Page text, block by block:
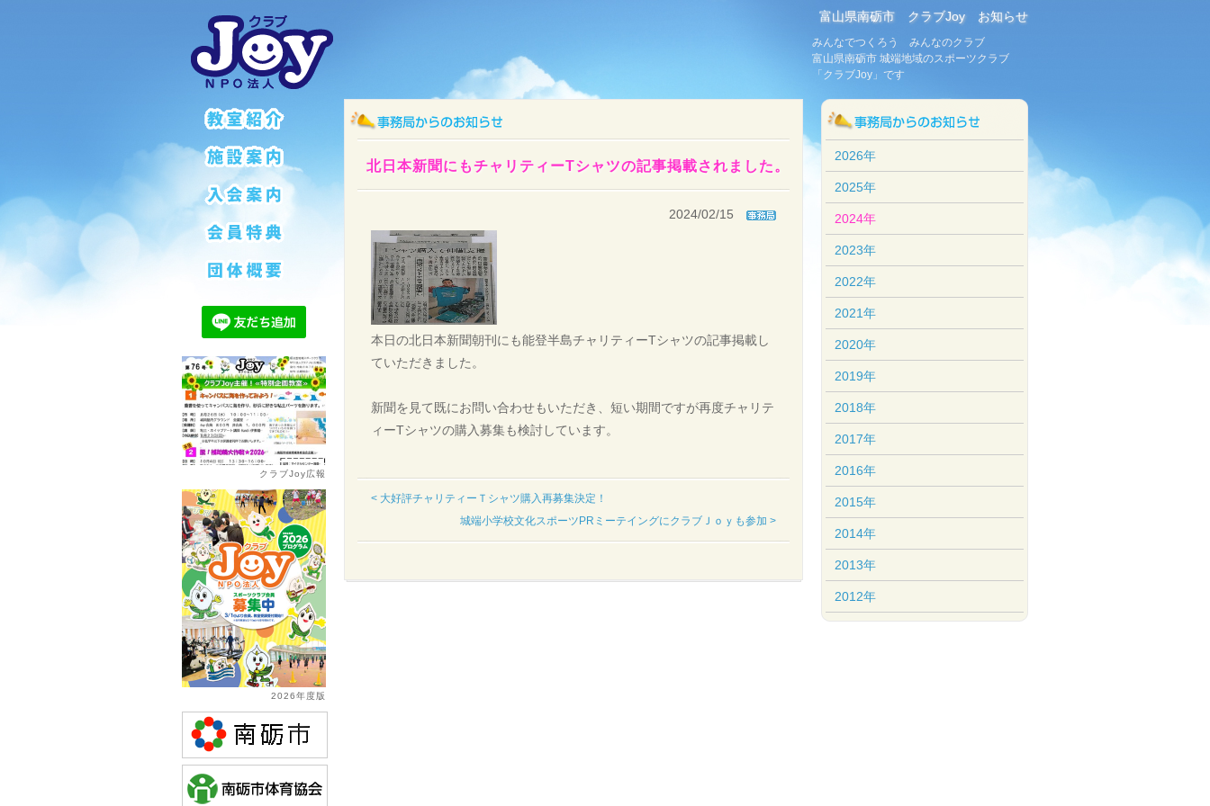
富山県南砺市 クラブJoy お知らせ
みんなでつくろう みんなのクラブ
富山県南砺市 城端地域のスポーツクラブ
「クラブJoy」です
北日本新聞にもチャリティーTシャツの記事掲載されました。
2024/02/15
本日の北日本新聞朝刊にも能登半島チャリティーTシャツの記事掲載し
ていただきました。
新聞を見て既にお問い合わせもいただき、短い期間ですが再度チャリテ
ィーTシャツの購入募集も検討しています。
< 大好評チャリティーＴシャツ購入再募集決定！
城端小学校文化スポーツPRミーテイングにクラブＪｏｙも参加 >
クラブJoy広報
2026年度版
2026年
2025年
2024年
2023年
2022年
2021年
2020年
2019年
2018年
2017年
2016年
2015年
2014年
2013年
2012年